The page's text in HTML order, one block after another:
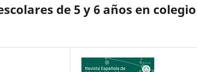
de 5 y 6 años en colegio